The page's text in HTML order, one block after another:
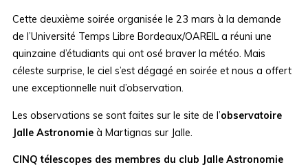
Cette deuxième soirée organisée le 23 mars à la demande
de l’Université Temps Libre Bordeaux/OAREIL a réuni une
quinzaine d’étudiants qui ont osé braver la météo. Mais
céleste surprise, le ciel s’est dégagé en soirée et nous a offert
une exceptionnelle nuit d’observation.
Les observations se sont faites sur le site de l’observatoire
Jalle Astronomie à Martignas sur Jalle.
CINQ télescopes des membres du club Jalle Astronomie